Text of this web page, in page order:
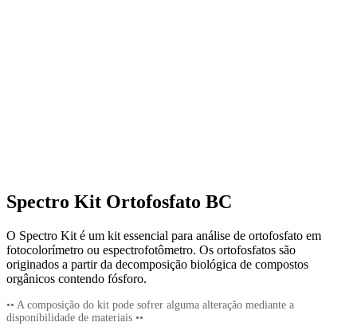
Spectro Kit Ortofosfato BC
O Spectro Kit é um kit essencial para análise de ortofosfato em
fotocolorímetro ou espectrofotômetro. Os ortofosfatos são
originados a partir da decomposição biológica de compostos
orgânicos contendo fósforo.
•• A composição do kit pode sofrer alguma alteração mediante a
disponibilidade de materiais ••